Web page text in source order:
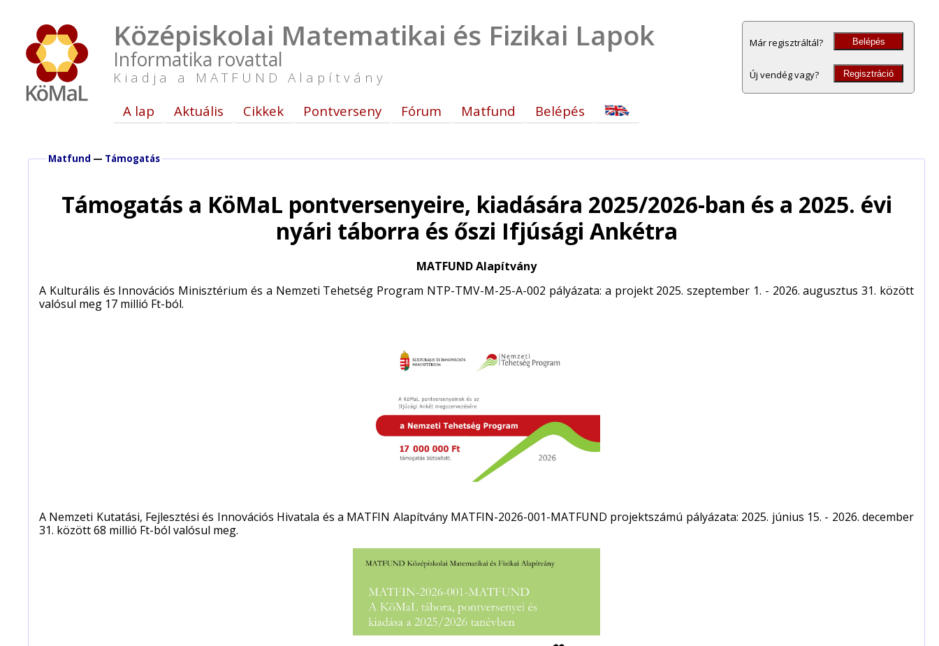
Középiskolai Matematikai és Fizikai Lapok
Informatika rovattal
Kiadja a MATFUND Alapítvány
Már regisztráltál? Belépés
Új vendég vagy? Regisztráció
A lap Aktuális Cikkek Pontverseny Fórum Matfund Belépés
Matfund — Támogatás
Támogatás a KöMaL pontversenyeire, kiadására 2025/2026-ban és a 2025. évi
nyári táborra és őszi Ifjúsági Ankétra
MATFUND Alapítvány
A Kulturális és Innovációs Minisztérium és a Nemzeti Tehetség Program NTP-TMV-M-25-A-002 pályázata: a projekt 2025. szeptember 1. - 2026. augusztus 31. között
valósul meg 17 millió Ft-ból.
A Nemzeti Kutatási, Fejlesztési és Innovációs Hivatala és a MATFIN Alapítvány MATFIN-2026-001-MATFUND projektszámú pályázata: 2025. június 15. - 2026. december
31. között 68 millió Ft-ból valósul meg.